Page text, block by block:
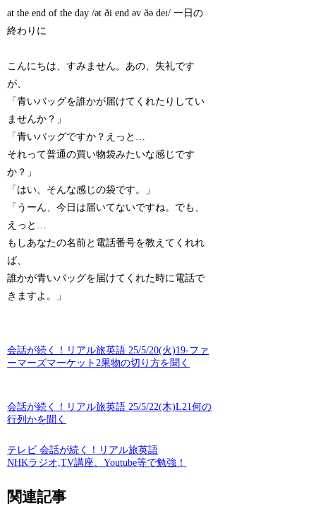
at the end of the day /ət ði end əv ðə deɪ/ 一日の
終わりに
こんにちは、すみません。あの、失礼です
が、
「青いバッグを誰かが届けてくれたりしてい
ませんか？」
「青いバッグですか？えっと…
それって普通の買い物袋みたいな感じです
か？」
「はい、そんな感じの袋です。」
「うーん、今日は届いてないですね。でも、
えっと…
もしあなたの名前と電話番号を教えてくれれ
ば、
誰かが青いバッグを届けてくれた時に電話で
きますよ。」
会話が続く！リアル旅英語 25/5/20(火)19-ファ
ーマーズマーケット2果物の切り方を聞く
会話が続く！リアル旅英語 25/5/22(木)L21何の
行列かを聞く
テレビ 会話が続く！リアル旅英語
NHKラジオ,TV講座、Youtube等で勉強！
関連記事